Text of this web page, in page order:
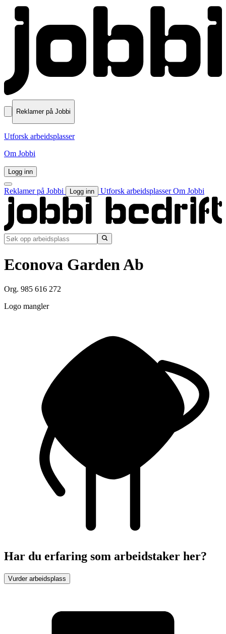
Reklamer på Jobbi
Utforsk arbeidsplasser
Om Jobbi
Logg inn
Reklamer på Jobbi Logg inn Utforsk arbeidsplasserOm Jobbi
Econova Garden Ab
Org. 985 616 272
Logo mangler
Har du erfaring som arbeidstaker her?
Vurder arbeidsplass